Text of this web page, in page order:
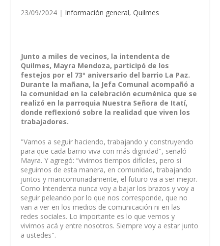
23/09/2024 | Información general,Quilmes
Junto a miles de vecinos, la intendenta de
Quilmes, Mayra Mendoza, participó de los
festejos por el 73º aniversario del barrio La Paz.
Durante la mañana, la Jefa Comunal acompañó a
la comunidad en la celebración ecuménica que se
realizó en la parroquia Nuestra Señora de Itatí,
donde reflexionó sobre la realidad que viven los
trabajadores.
"Vamos a seguir haciendo, trabajando y construyendo
para que cada barrio viva con más dignidad", señaló
Mayra. Y agregó: “vivimos tiempos difíciles, pero si
seguimos de esta manera, en comunidad, trabajando
juntos y mancomunadamente, el futuro va a ser mejor.
Como Intendenta nunca voy a bajar los brazos y voy a
seguir peleando por lo que nos corresponde, que no
van a ver en los medios de comunicación ni en las
redes sociales. Lo importante es lo que vemos y
vivimos acá y entre nosotros. Siempre voy a estar junto
a ustedes".